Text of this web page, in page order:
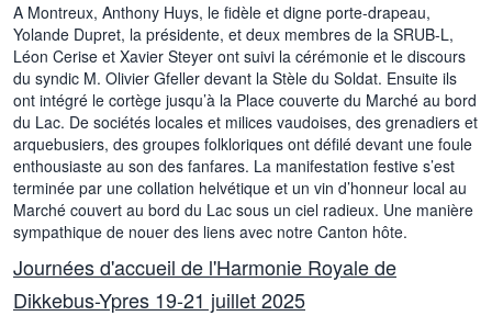
A Montreux, Anthony Huys, le fidèle et digne porte-drapeau,
Yolande Dupret, la présidente, et deux membres de la SRUB-L,
Léon Cerise et Xavier Steyer ont suivi la cérémonie et le discours
du syndic M. Olivier Gfeller devant la Stèle du Soldat. Ensuite ils
ont intégré le cortège jusqu’à la Place couverte du Marché au bord
du Lac. De sociétés locales et milices vaudoises, des grenadiers et
arquebusiers, des groupes folkloriques ont défilé devant une foule
enthousiaste au son des fanfares. La manifestation festive s’est
terminée par une collation helvétique et un vin d’honneur local au
Marché couvert au bord du Lac sous un ciel radieux. Une manière
sympathique de nouer des liens avec notre Canton hôte.
Journées d'accueil de l'Harmonie Royale de
Dikkebus-Ypres 19-21 juillet 2025